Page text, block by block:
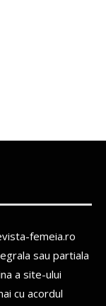
femeia.ro
sau partiala
a site-ului
cu acordul